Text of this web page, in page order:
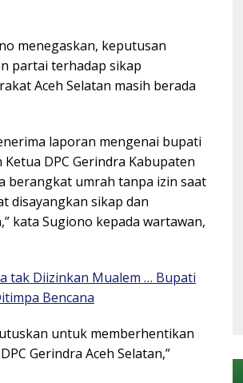
menegaskan, keputusan
partai terhadap sikap
Aceh Selatan masih berada
laporan mengenai bupati
DPC Gerindra Kabupaten
berangkat umrah tanpa izin saat
disayangkan sikap dan
kata Sugiono kepada wartawan,
tak Diizinkan Mualem … Bupati
Bencana
untuk memberhentikan
Gerindra Aceh Selatan,”